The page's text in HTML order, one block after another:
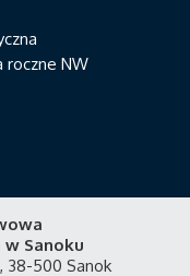
roczne NW
w Sanoku
38-500 Sanok